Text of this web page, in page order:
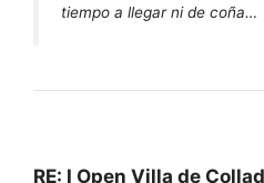
tiempo a llegar ni de coña…
RE: I Open Villa de